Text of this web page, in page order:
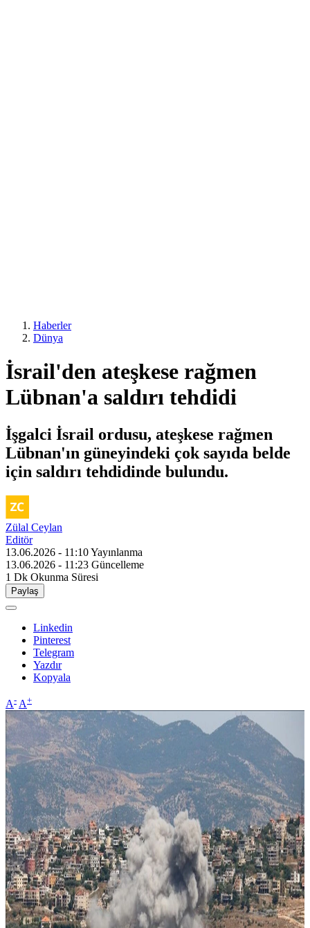
Haberler
Dünya
İsrail'den ateşkese rağmen
Lübnan'a saldırı tehdidi
İşgalci İsrail ordusu, ateşkese rağmen
Lübnan'ın güneyindeki çok sayıda belde
için saldırı tehdidinde bulundu.
Zülal Ceylan
Editör
13.06.2026 - 11:10Yayınlanma
13.06.2026 - 11:23 Güncelleme
1 Dk Okunma Süresi
Paylaş
Linkedin
Pinterest
Telegram
Yazdır
Kopyala
A- A+